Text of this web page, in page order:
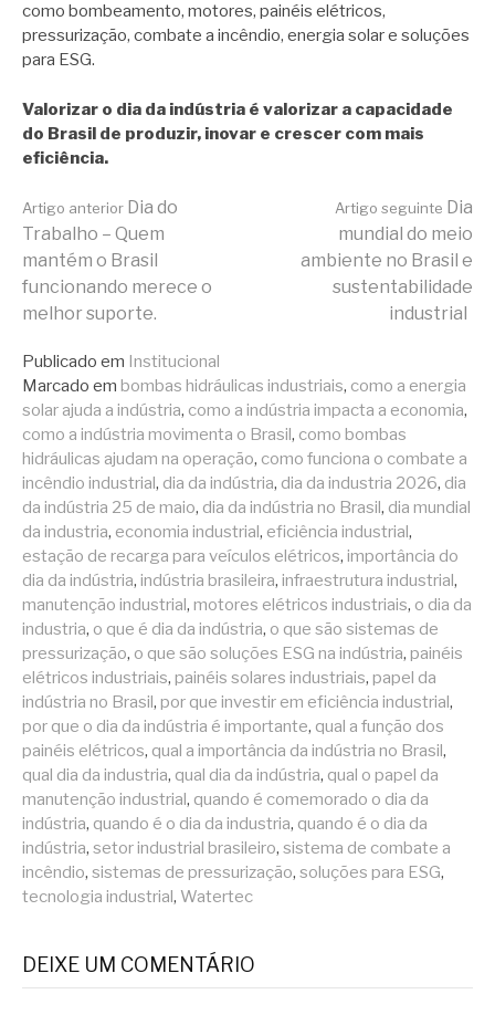
como bombeamento, motores, painéis elétricos,
pressurização, combate a incêndio, energia solar e soluções
para ESG.
Valorizar o dia da indústria é valorizar a capacidade
do Brasil de produzir, inovar e crescer com mais
eficiência.
Continue
lendo
Artigo anterior Dia do
Trabalho – Quem
mantém o Brasil
funcionando merece o
melhor suporte.
Artigo seguinte Dia
mundial do meio
ambiente no Brasil e
sustentabilidade
industrial
Publicado em Institucional
Marcado em bombas hidráulicas industriais, como a energia
solar ajuda a indústria, como a indústria impacta a economia,
como a indústria movimenta o Brasil, como bombas
hidráulicas ajudam na operação, como funciona o combate a
incêndio industrial, dia da indústria, dia da industria 2026, dia
da indústria 25 de maio, dia da indústria no Brasil, dia mundial
da industria, economia industrial, eficiência industrial,
estação de recarga para veículos elétricos, importância do
dia da indústria, indústria brasileira, infraestrutura industrial,
manutenção industrial, motores elétricos industriais, o dia da
industria, o que é dia da indústria, o que são sistemas de
pressurização, o que são soluções ESG na indústria, painéis
elétricos industriais, painéis solares industriais, papel da
indústria no Brasil, por que investir em eficiência industrial,
por que o dia da indústria é importante, qual a função dos
painéis elétricos, qual a importância da indústria no Brasil,
qual dia da industria, qual dia da indústria, qual o papel da
manutenção industrial, quando é comemorado o dia da
indústria, quando é o dia da industria, quando é o dia da
indústria, setor industrial brasileiro, sistema de combate a
incêndio, sistemas de pressurização, soluções para ESG,
tecnologia industrial, Watertec
DEIXE UM COMENTÁRIO